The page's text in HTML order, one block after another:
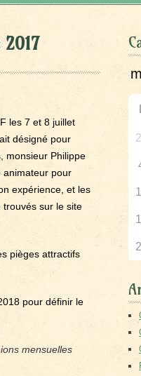
les 7 et 8 juillet
désigné pour
monsieur Philippe
animateur pour
expérience, et les
trouvés sur le site
pièges attractifs
pour définir le
mensuelles